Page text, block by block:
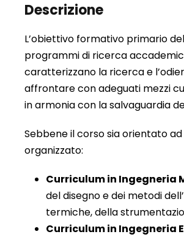
Descrizione
L’obiettivo formativo primario del
programmi di ricerca
caratterizzano la ricerca e
affrontare con adeguati mezzi
in armonia con la salvaguardia
Sebbene il corso sia orientato
organizzato:
Curriculum in Ingegneria
del disegno e dei metodi
termiche, della
Curriculum in Ingegneria